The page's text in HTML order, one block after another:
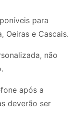
para
Oeiras e Cascais.
não
após a
deverão ser